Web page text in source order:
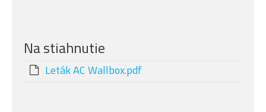
Na stiahnutie
Leták AC Wallbox.pdf